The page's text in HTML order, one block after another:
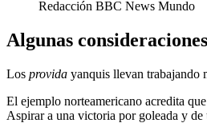
Redacción BBC News Mundo
Algunas
Los provida yanquis llevan trabajando
El ejemplo norteamericano acredita
Aspirar a una victoria por goleada y de